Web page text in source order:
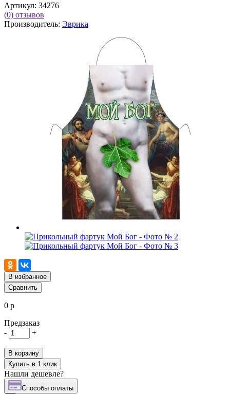
Артикул: 34276
(0) отзывов
Производитель: Эврика
В избранное
Сравнить
0 р
Предзаказ
-
+
В корзину
Купить в 1 клик
Нашли дешевле?
Cпособы оплаты